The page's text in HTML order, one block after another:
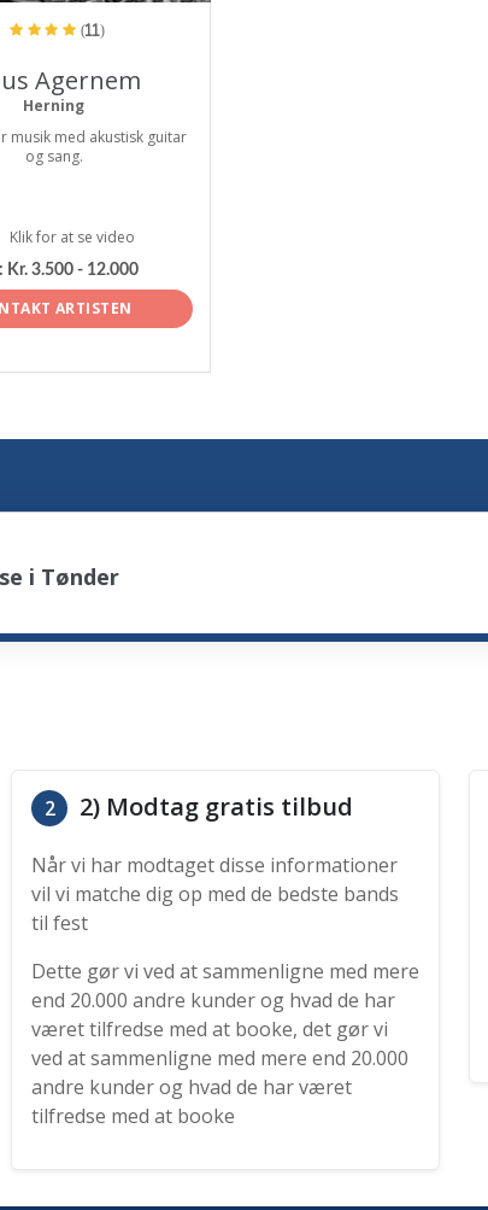
(11)
Agernem
Herning
musik med akustisk guitar
og sang.
Klik for at se video
Kr. 3.500 - 12.000
ARTISTEN
i Tønder
2 2) Modtag gratis tilbud
Når vi har modtaget disse informationer
vil vi matche dig op med de bedste bands
til fest
Dette gør vi ved at sammenligne med mere
end 20.000 andre kunder og hvad de har
været tilfredse med at booke, det gør vi
ved at sammenligne med mere end 20.000
andre kunder og hvad de har været
tilfredse med at booke